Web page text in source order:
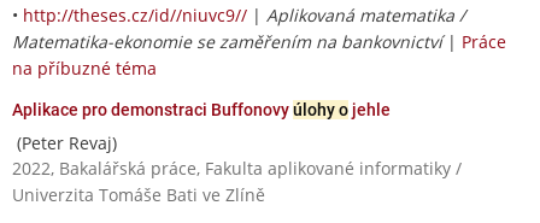
• http://theses.cz/id//niuvc9// | Aplikovaná matematika /
Matematika-ekonomie se zaměřením na bankovnictví| Práce
na příbuzné téma
Aplikace pro demonstraci Buffonovyúlohy o jehle
(Peter Revaj)
2022, Bakalářská práce, Fakulta aplikované informatiky /
Univerzita Tomáše Bati ve Zlíně